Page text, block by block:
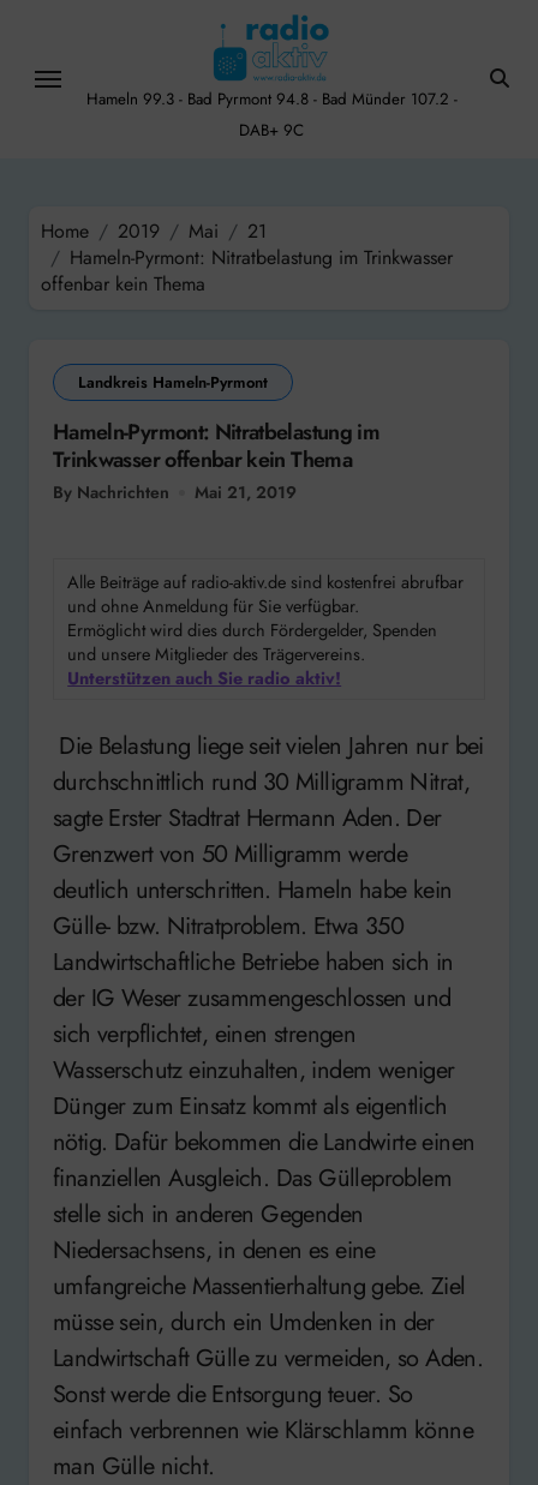
content
Hameln 99.3 - Bad Pyrmont 94.8 - Bad Münder 107.2 -
DAB+ 9C
Home 2019 Mai
21
Hameln-Pyrmont: Nitratbelastung im Trinkwasser
offenbar kein Thema
Landkreis Hameln-Pyrmont
Hameln-Pyrmont: Nitratbelastung im
Trinkwasser offenbar kein Thema
By Nachrichten Mai 21, 2019
Alle Beiträge auf radio-aktiv.de sind kostenfrei abrufbar
und ohne Anmeldung für Sie verfügbar.
Ermöglicht wird dies durch Fördergelder, Spenden
und unsere Mitglieder des Trägervereins.
Unterstützen auch Sie radio aktiv!
Die Belastung liege seit vielen Jahren nur bei
durchschnittlich rund 30 Milligramm Nitrat,
sagte Erster Stadtrat Hermann Aden. Der
Grenzwert von 50 Milligramm werde
deutlich unterschritten. Hameln habe kein
Gülle- bzw. Nitratproblem. Etwa 350
Landwirtschaftliche Betriebe haben sich in
der IG Weser zusammengeschlossen und
sich verpflichtet, einen strengen
Wasserschutz einzuhalten, indem weniger
Dünger zum Einsatz kommt als eigentlich
nötig. Dafür bekommen die Landwirte einen
finanziellen Ausgleich. Das Gülleproblem
stelle sich in anderen Gegenden
Niedersachsens, in denen es eine
umfangreiche Massentierhaltung gebe. Ziel
müsse sein, durch ein Umdenken in der
Landwirtschaft Gülle zu vermeiden, so Aden.
Sonst werde die Entsorgung teuer. So
einfach verbrennen wie Klärschlamm könne
man Gülle nicht.